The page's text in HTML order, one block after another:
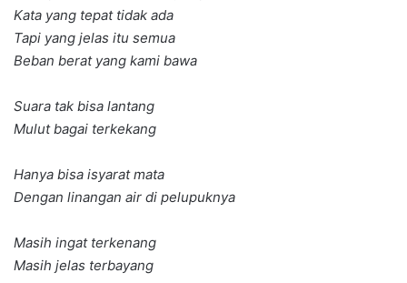
Kata yang tepat tidak ada
Tapi yang jelas itu semua
Beban berat yang kami bawa
Suara tak bisa lantang
Mulut bagai terkekang
Hanya bisa isyarat mata
Dengan linangan air di pelupuknya
Masih ingat terkenang
Masih jelas terbayang